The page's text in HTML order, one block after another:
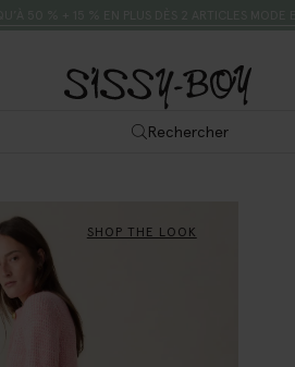
Rechercher
SHOP THE LOOK